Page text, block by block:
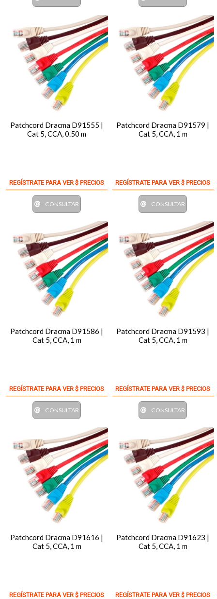
Patchcord Dracma D91555 |
Cat 5, CCA, 0.50 m
REGÍSTRATE PARA VER $ PRECIOS
CONSULTAR
Patchcord Dracma D91579 |
Cat 5, CCA, 1 m
REGÍSTRATE PARA VER $ PRECIOS
CONSULTAR
Patchcord Dracma D91586 |
Cat 5, CCA, 1 m
REGÍSTRATE PARA VER $ PRECIOS
CONSULTAR
Patchcord Dracma D91593 |
Cat 5, CCA, 1 m
REGÍSTRATE PARA VER $ PRECIOS
CONSULTAR
Patchcord Dracma D91616 |
Cat 5, CCA, 1 m
REGÍSTRATE PARA VER $ PRECIOS
Patchcord Dracma D91623 |
Cat 5, CCA, 1 m
REGÍSTRATE PARA VER $ PRECIOS